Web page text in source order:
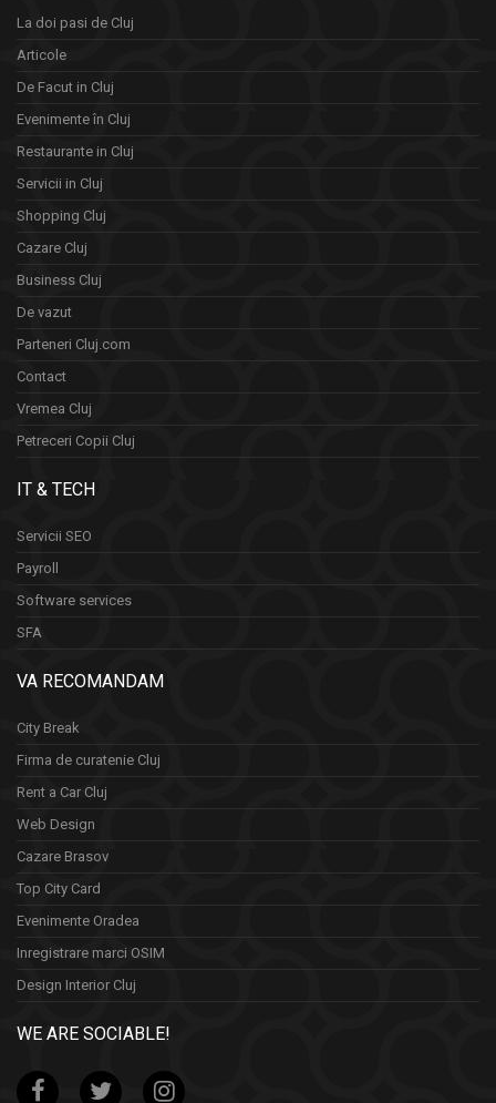
La doi pasi de Cluj
Articole
De Facut in Cluj
Evenimente în Cluj
Restaurante in Cluj
Servicii in Cluj
Shopping Cluj
Cazare Cluj
Business Cluj
De vazut
Parteneri Cluj.com
Contact
Vremea Cluj
Petreceri Copii Cluj
IT & TECH
Servicii SEO
Payroll
Software services
SFA
VA RECOMANDAM
City Break
Firma de curatenie Cluj
Rent a Car Cluj
Web Design
Cazare Brasov
Top City Card
Evenimente Oradea
Inregistrare marci OSIM
Design Interior Cluj
WE ARE SOCIABLE!